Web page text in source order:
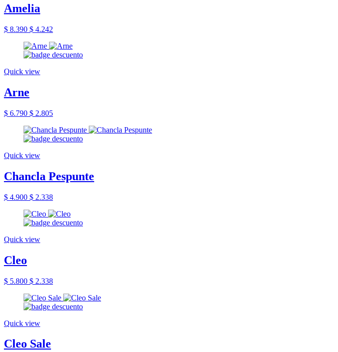
Amelia
$ 8.390 $ 4.242
Quick view
Arne
$ 6.790 $ 2.805
Quick view
Chancla Pespunte
$ 4.900 $ 2.338
Quick view
Cleo
$ 5.800 $ 2.338
Quick view
Cleo Sale